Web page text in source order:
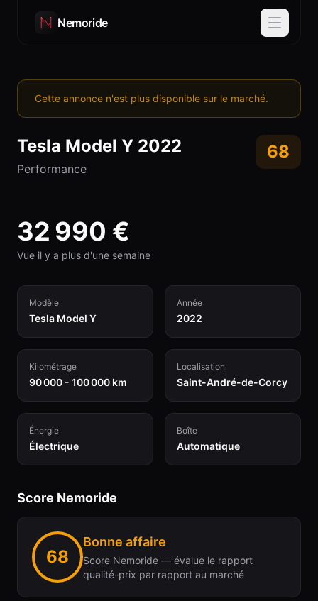
Nemoride
Cette annonce n'est plus disponible sur le marché.
Tesla Model Y 2022
Performance
68
32 990 €
Vue il y a plus d'une semaine
Modèle
Tesla Model Y
Année
2022
Kilométrage
90 000 - 100 000 km
Localisation
Saint-André-de-Corcy
Énergie
Électrique
Boîte
Automatique
Score Nemoride
68
Bonne affaire
Score Nemoride — évalue le rapport
qualité-prix par rapport au marché